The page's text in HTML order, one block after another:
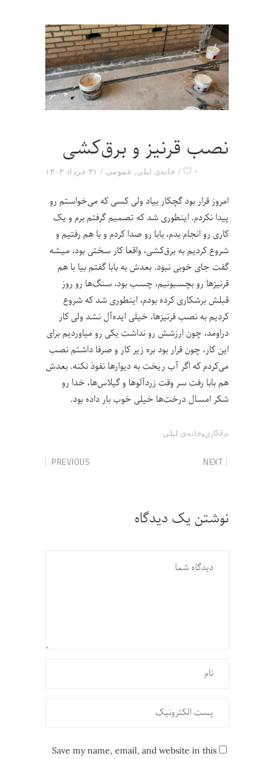
نصب قرنیز و برق‌کشی
۳۱ خرداد ۱۴۰۳ خانه‌ی لیلی, عمومی ۰
امروز قرار بود گچکار بیاد ولی کسی که می‌خواستم رو
پیدا نکردم. اینطوری شد که تصمیم گرفتم برم و یک
کاری رو انجام بدم، بابا رو صدا کردم و با هم رفتیم و
شروع کردیم به برق‌کشی، واقعا کار سختی بود، میشه
گفت جای خوبی نبود. بعدش به بابا گفتم بیا با هم
قرنیزها رو بچسبونیم، چسب بود، سنگ‌ها رو روز
قبلش برشکاری کرده بودم، اینطوری شد که شروع
کردیم به نصب قرنیزها، خیلی ایده‌آل نشد ولی کار
دراومد، چون ارزشش رو نداشت یکی رو میاوردیم برای
این کار، چون قرار بود بره زیر کار و صرفا داشتم نصب
می‌کردم که اگر آب ریخت به دیوارها نفوذ نکنه. بعدش
هم بابا رفت سر وقت زردآلوها و گیلاس‌ها، خدا رو
شکر امسال درخت‌ها خیلی خوب بار داده بود.
برقکاری,خانه‌ی لیلی
PREVIOUS NEXT
نوشتن یک دیدگاه
Save my name, email, and website in this